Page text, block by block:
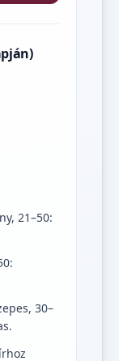
21–50:
30–